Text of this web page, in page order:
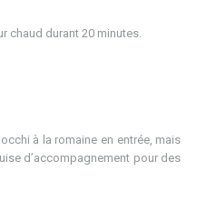
chaud durant 20 minutes.
à la romaine en entrée, mais
d’accompagnement pour des